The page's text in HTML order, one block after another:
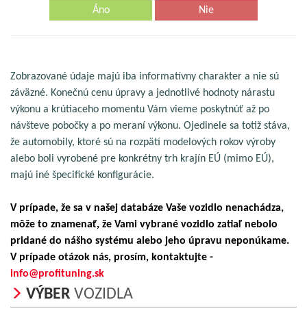
Áno
Nie
Zobrazované údaje majú iba informatívny charakter a nie sú
záväzné. Konečnú cenu úpravy a jednotlivé hodnoty nárastu
výkonu a krútiaceho momentu Vám vieme poskytnúť až po
návšteve pobočky a po meraní výkonu. Ojedinele sa totiž stáva,
že automobily, ktoré sú na rozpätí modelových rokov výroby
alebo boli vyrobené pre konkrétny trh krajín EÚ (mimo EÚ),
majú iné špecifické konfigurácie.
V prípade, že sa v našej databáze Vaše vozidlo nenachádza,
môže to znamenať, že Vami vybrané vozidlo zatiaľ nebolo
pridané do nášho systému alebo jeho úpravu neponúkame.
V prípade otázok nás, prosím, kontaktujte -
info@profituning.sk
VÝBER VOZIDLA